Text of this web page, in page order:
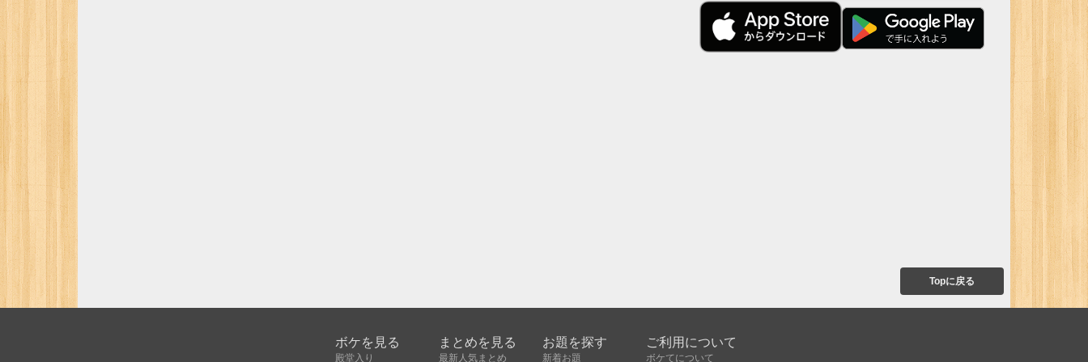
Topに戻る
ボケを見る
殿堂入り
まとめを見る
最新人気まとめ
お題を探す
新着お題
ご利用について
ボケてについて